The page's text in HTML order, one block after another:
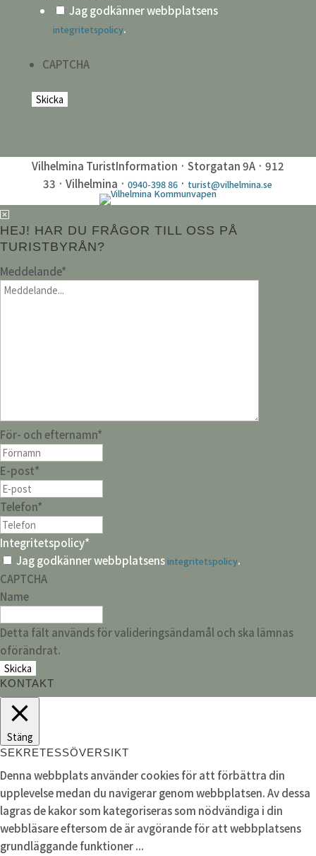
Jag godkänner webbplatsens
integritetspolicy.
CAPTCHA
Vilhelmina TuristInformation · Storgatan 9A · 912
33 · Vilhelmina ·0940-398 86 · turist@vilhelmina.se
HEJ! HAR DU FRÅGOR TILL OSS PÅ
TURISTBYRÅN?
Meddelande*
För- och efternamn*
E-post*
Telefon*
Integritetspolicy*
Jag godkänner webbplatsensintegritetspolicy.
CAPTCHA
Name
Detta fält används för valideringsändamål och ska lämnas
oförändrat.
KONTAKT
Stäng
SEKRETESSÖVERSIKT
Denna webbplats använder cookies för att förbättra din
upplevelse medan du navigerar genom webbplatsen. Av dessa
lagras de kakor som kategoriseras som nödvändiga i din
webbläsare eftersom de är avgörande för att webbplatsens
grundläggande funktioner...